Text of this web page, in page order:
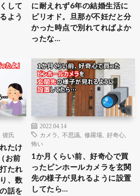
して
よう
に耐えれず6年の結婚生活に
ピリオド。旦那が不妊だと分
かった時点で別れてればよか
ったな…
彼氏
たけ
お前
たれ
、数
話を
2022.04.14
カメラ
不思議 修羅場 好奇心
怖い
1か月くらい前、好奇心で買
ったピンホールカメラを玄関
先の様子が見れるように設置
してたら…